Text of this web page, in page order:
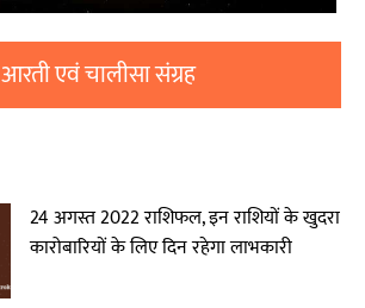
आरती एवं चालीसा संग्रह
24 अगस्त 2022 राशिफल, इन राशियों के खुदरा
कारोबारियों के लिए दिन रहेगा लाभकारी